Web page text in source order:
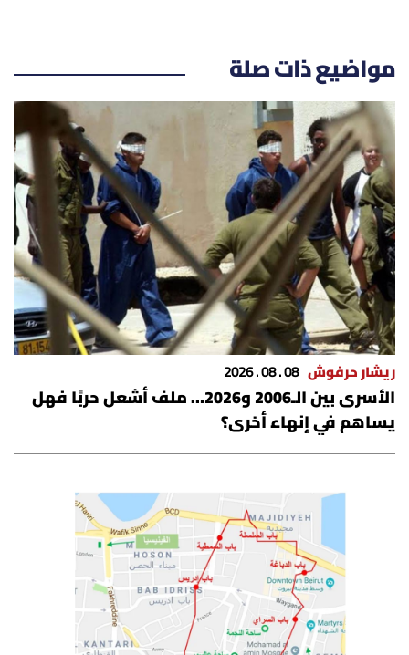
مواضيع ذات صلة
ريشار حرفوش 08 . 08 . 2026
الأسرى بين الـ2006 و2026… ملف أشعل حربًا فهل
يساهم في إنهاء أخرى؟